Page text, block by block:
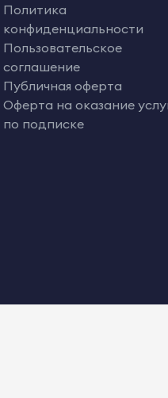
Политика
конфиденциальности
Пользовательское
соглашение
Публичная оферта
Оферта на оказание
по подписке